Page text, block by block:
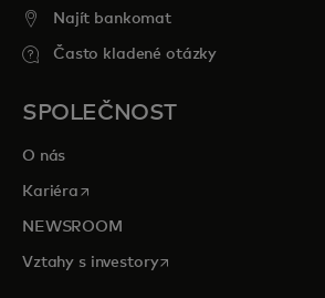
Najít bankomat
Často kladené otázky
SPOLEČNOST
O nás
Kariéra opens in a new tab
NEWSROOM
Vztahy s investoryopens in a new tab